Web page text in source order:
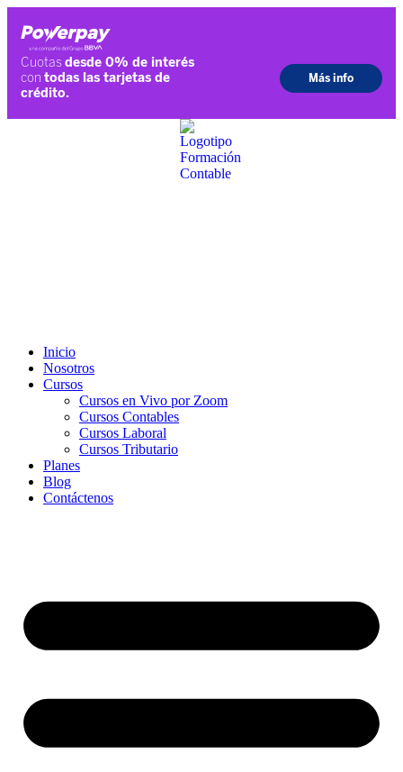
Inicio
Nosotros
Cursos
Cursos en Vivo por Zoom
Cursos Contables
Cursos Laboral
Cursos Tributario
Planes
Blog
Contáctenos